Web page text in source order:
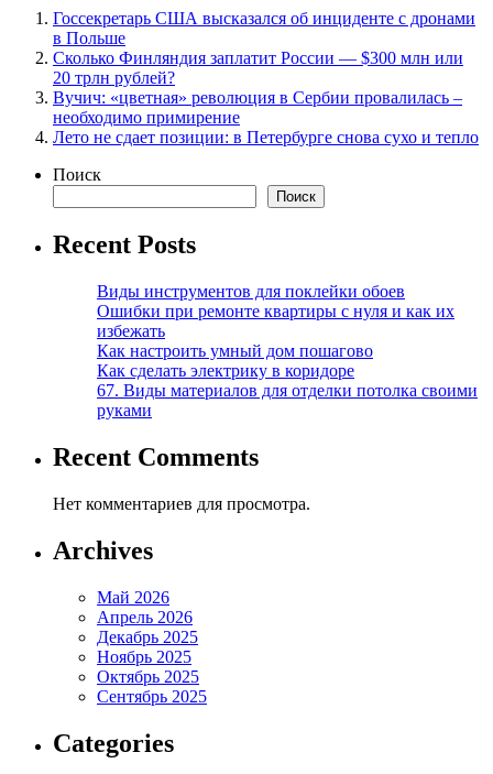
Госсекретарь США высказался об инциденте с дронами
в Польше
Сколько Финляндия заплатит России — $300 млн или
20 трлн рублей?
Вучич: «цветная» революция в Сербии провалилась –
необходимо примирение
Лето не сдает позиции: в Петербурге снова сухо и тепло
Поиск
Поиск
Recent Posts
Виды инструментов для поклейки обоев
Ошибки при ремонте квартиры с нуля и как их
избежать
Как настроить умный дом пошагово
Как сделать электрику в коридоре
67. Виды материалов для отделки потолка своими
руками
Recent Comments
Нет комментариев для просмотра.
Archives
Май 2026
Апрель 2026
Декабрь 2025
Ноябрь 2025
Октябрь 2025
Сентябрь 2025
Categories